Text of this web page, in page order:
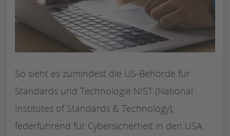
So sieht es zumindest die US-Behörde für
Standards und Technologie NIST (National
Institutes of Standards & Technology),
federführend für Cybersicherheit in den USA.